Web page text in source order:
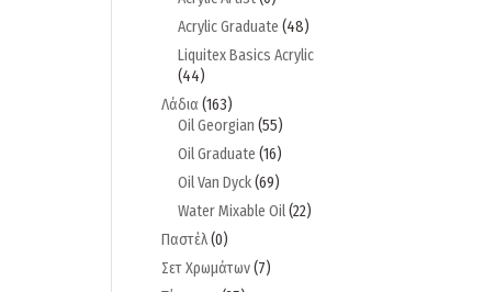
Acrylic Graduate (48)
Liquitex Basics Acrylic
(44)
Λάδια (163)
Oil Georgian (55)
Oil Graduate (16)
Oil Van Dyck(69)
Water Mixable Oil(22)
Παστέλ(0)
Σετ Χρωμάτων(7)